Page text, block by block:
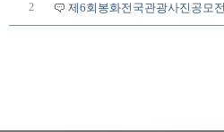
2 제6회봉화전국관광사진공모